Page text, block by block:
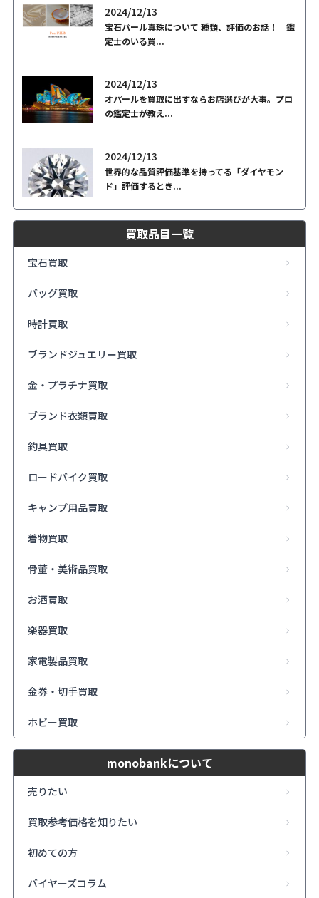
2024/12/13
宝石パール真珠について 種類、評価のお話！ 鑑
定士のいる買...
2024/12/13
オパールを買取に出すならお店選びが大事。プロ
の鑑定士が教え...
2024/12/13
世界的な品質評価基準を持ってる「ダイヤモン
ド」評価するとき...
買取品目一覧
宝石買取
バッグ買取
時計買取
ブランドジュエリー買取
金・プラチナ買取
ブランド衣類買取
釣具買取
ロードバイク買取
キャンプ用品買取
着物買取
骨董・美術品買取
お酒買取
楽器買取
家電製品買取
金券・切手買取
ホビー買取
monobankについて
売りたい
買取参考価格を知りたい
初めての方
バイヤーズコラム